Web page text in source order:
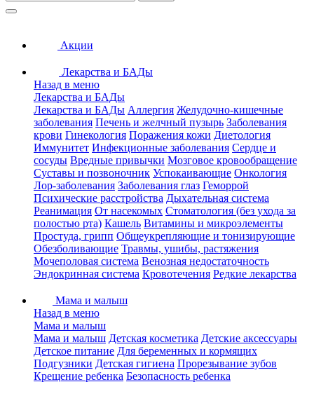
Акции
Лекарства и БАДы
Назад в меню
Лекарства и БАДы
Лекарства и БАДы Аллергия Желудочно-кишечные
заболевания Печень и желчный пузырь Заболевания
крови Гинекология Поражения кожи Диетология
Иммунитет Инфекционные заболевания Сердце и
сосуды Вредные привычки Мозговое кровообращение
Суставы и позвоночник Успокаивающие Онкология
Лор-заболевания Заболевания глаз Геморрой
Психические расстройства Дыхательная система
Реанимация От насекомых Стоматология (без ухода за
полостью рта) Кашель Витамины и микроэлементы
Простуда, грипп Общеукрепляющие и тонизирующие
Обезболивающие Травмы, ушибы, растяжения
Мочеполовая система Венозная недостаточность
Эндокринная система Кровотечения Редкие лекарства
Мама и малыш
Назад в меню
Мама и малыш
Мама и малыш Детская косметика Детские аксессуары
Детское питание Для беременных и кормящих
Подгузники Детская гигиена Прорезывание зубов
Крещение ребенка Безопасность ребенка